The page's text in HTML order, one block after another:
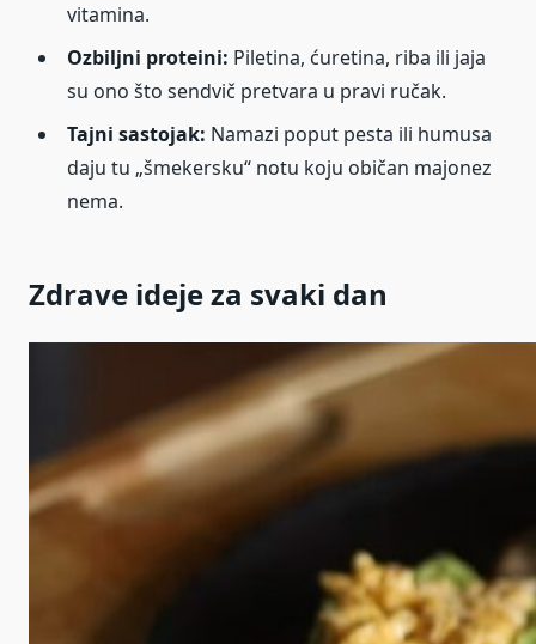
vitamina.
Ozbiljni proteini: Piletina, ćuretina, riba ili jaja
su ono što sendvič pretvara u pravi ručak.
Tajni sastojak: Namazi poput pesta ili humusa
daju tu „šmekersku“ notu koju običan majonez
nema.
Zdrave ideje za svaki dan